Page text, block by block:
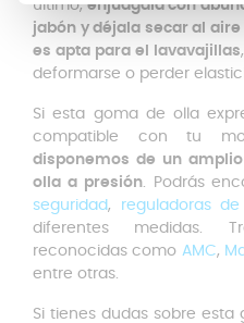
último,enjuágala con
jabón y déjala secar al aire
es apta para el lavavajillas
deformarse o perder
Si esta goma de olla
compatible con tu
disponemos de un
olla a presión. Podrás
seguridad, reguladoras
diferentes medidas.
reconocidas como AMC,
entre otras.
Si tienes dudas sobre esta